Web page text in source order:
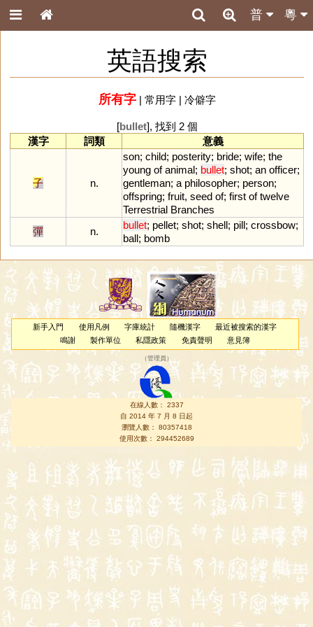
粵
普
英語搜索
所有字| 常用字| 冷僻字
[bullet], 找到 2 個
漢字
詞類 意義
子 n.
son; child; posterity; bride; wife; the
young of animal; bullet; shot; an officer;
gentleman; a philosopher; person;
offspring; fruit, seed of; first of twelve
Terrestrial Branches
彈
n.
bullet; pellet; shot; shell; pill; crossbow;
ball; bomb
新手入門 使用凡例 字庫統計 隨機漢字
最近被搜索的漢字
鳴謝
製作單位 私隱政策 免責聲明 意見簿
（管理員 ）
在線人數： 2337
自 2014 年 7 月 8 日起
瀏覽人數： 80357418
使用次數： 294452689